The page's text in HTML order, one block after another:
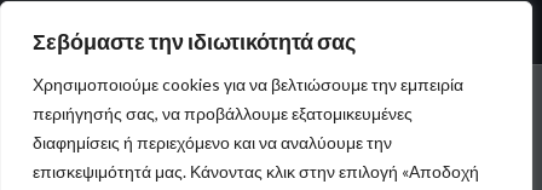
Σεβόμαστε την ιδιωτικότητά σας
Χρησιμοποιούμε cookies για να βελτιώσουμε την εμπειρία
περιήγησής σας, να προβάλλουμε εξατομικευμένες
διαφημίσεις ή περιεχόμενο και να αναλύουμε την
επισκεψιμότητά μας. Κάνοντας κλικ στην επιλογή «Αποδοχή
ΑΡΧΙΚΉ ΠΟΛΙΤΙΚΉ ΕΛΛΆΔΑ ΚΌΣΜΟΣ
ΕΠΙΚΟΙΝΩΝΊΑ